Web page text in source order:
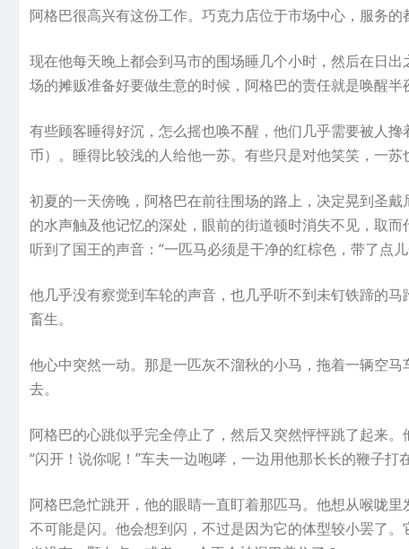
阿格巴很高兴有这份工作。巧克力店位于市场中心，服务
现在他每天晚上都会到马市的围场睡几个小时，然后在日
场的摊贩准备好要做生意的时候，阿格巴的责任就是唤醒半
有些顾客睡得好沉，怎么摇也唤不醒，他们几乎需要被人
币）。睡得比较浅的人给他一苏。有些只是对他笑笑，一苏
初夏的一天傍晚，阿格巴在前往围场的路上，决定晃到圣
的水声触及他记忆的深处，眼前的街道顿时消失不见，取
听到了国王的声音：“一匹马必须是干净的红棕色，带了点
他几乎没有察觉到车轮的声音，也几乎听不到未钉铁蹄的
畜生。
他心中突然一动。那是一匹灰不溜秋的小马，拖着一辆空
去。
阿格巴的心跳似乎完全停止了，然后又突然怦怦跳了起来。
“闪开！说你呢！”车夫一边咆哮，一边用他那长长的鞭子打
阿格巴急忙跳开，他的眼睛一直盯着那匹马。他想从喉咙
不可能是闪。他会想到闪，不过是因为它的体型较小罢了